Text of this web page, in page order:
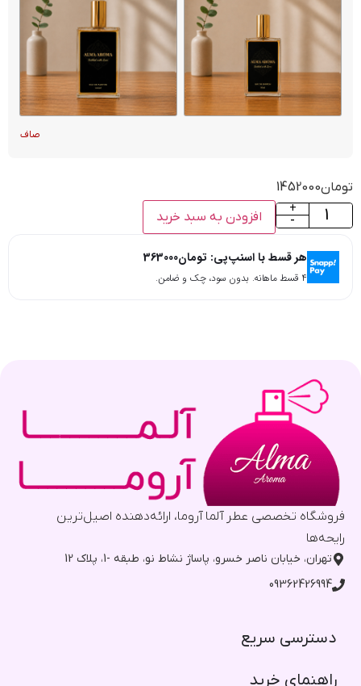
صاف
تومان1452000
-
+
افزودن به سبد خرید
هر قسط با اسنپ‌پی: تومان363000
۴ قسط ماهانه. بدون سود، چک و ضامن.
فروشگاه تخصصی عطر آلما آروما، ارائه‌دهنده اصیل‌ترین
رایحه‌ها
تهران، خیابان ناصر خسرو، پاساژ نشاط نو، طبقه -1، پلاک 12
09362426994
دسترسی سریع​
راهنمای خرید​